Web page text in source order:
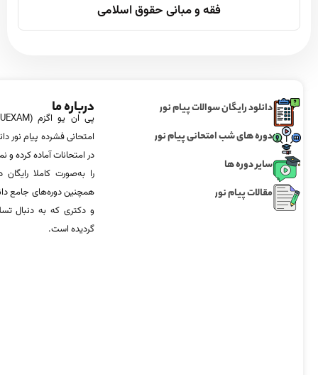
فقه و مبانی حقوق اسلامی
دانلود رایگان سوالات پیام نور
دوره های شب امتحانی پیام نور
سایر دوره ها
مقالات پیام نور
درباره ما
امتحانی فشرده پیام نور
در امتحانات آماده‌ کرده
را به‌صورت کاملا
همچنین دوره‌های جامع
و دکتری که به دنبال
گردیده است.